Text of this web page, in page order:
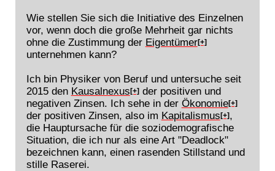
Wie stellen Sie sich die Initiative des Einzelnen
vor, wenn doch die große Mehrheit gar nichts
ohne die Zustimmung der Eigentümer[+]
unternehmen kann?
Ich bin Physiker von Beruf und untersuche seit
2015 den Kausalnexus[+]der positiven und
negativen Zinsen. Ich sehe in der Ökonomie[+]
der positiven Zinsen, also im Kapitalismus[+],
die Hauptursache für die soziodemografische
Situation, die ich nur als eine Art "Deadlock"
bezeichnen kann, einen rasenden Stillstand und
stille Raserei.